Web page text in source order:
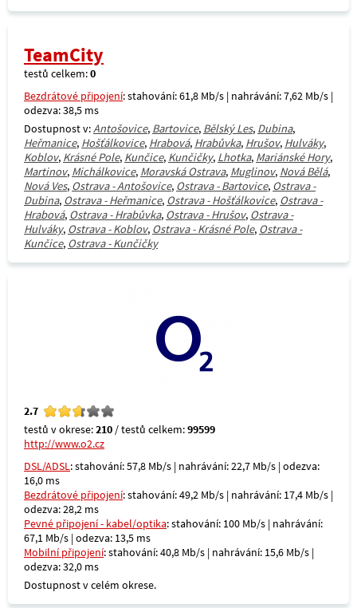
TeamCity
testů celkem:0
Bezdrátové připojení: stahování: 61,8 Mb/s | nahrávání: 7,62 Mb/s |
odezva: 38,5 ms
Dostupnost v:Antošovice, Bartovice, Bělský Les, Dubina,
Heřmanice, Hošťálkovice, Hrabová, Hrabůvka, Hrušov, Hulváky,
Koblov, Krásné Pole, Kunčice, Kunčičky, Lhotka, Mariánské Hory,
Martinov, Michálkovice, Moravská Ostrava, Muglinov, Nová Bělá,
Nová Ves, Ostrava - Antošovice, Ostrava - Bartovice, Ostrava -
Dubina, Ostrava - Heřmanice, Ostrava - Hošťálkovice, Ostrava -
Hrabová, Ostrava - Hrabůvka, Ostrava - Hrušov, Ostrava -
Hulváky, Ostrava - Koblov, Ostrava - Krásné Pole, Ostrava -
Kunčice, Ostrava - Kunčičky
2.7
testů v okrese:210 / testů celkem:99599
http://www.o2.cz
DSL/ADSL: stahování: 57,8 Mb/s | nahrávání: 22,7 Mb/s | odezva:
16,0 ms
Bezdrátové připojení: stahování: 49,2 Mb/s | nahrávání: 17,4 Mb/s |
odezva: 28,2 ms
Pevné připojení - kabel/optika: stahování: 100 Mb/s | nahrávání:
67,1 Mb/s | odezva: 13,5 ms
Mobilní připojení: stahování: 40,8 Mb/s | nahrávání: 15,6 Mb/s |
odezva: 32,0 ms
Dostupnost v celém okrese.